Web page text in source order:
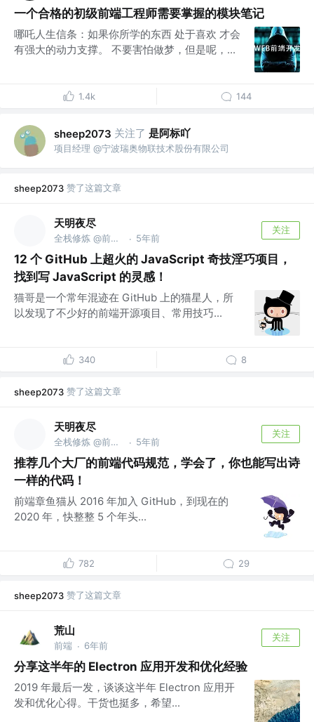
一个合格的初级前端工程师需要掌握的模块笔记
哪吒人生信条：如果你所学的东西 处于喜欢 才会
有强大的动力支撑。 不要害怕做梦，但是呢，...
1.4k 144
sheep2073 关注了 是阿标吖
项目经理 @宁波瑞奥物联技术股份有限公司
sheep2073 赞了这篇文章
天明夜尽
全栈修炼 @前端GitHub · 5年前
关注
12 个 GitHub 上超火的 JavaScript 奇技淫巧项目，
找到写 JavaScript 的灵感！
猫哥是一个常年混迹在 GitHub 上的猫星人，所
以发现了不少好的前端开源项目、常用技巧...
340 8
sheep2073 赞了这篇文章
天明夜尽
全栈修炼 @前端GitHub · 5年前
关注
推荐几个大厂的前端代码规范，学会了，你也能写出诗
一样的代码！
前端章鱼猫从 2016 年加入 GitHub，到现在的
2020 年，快整整 5 个年头...
782 29
sheep2073 赞了这篇文章
荒山
前端 · 6年前
关注
分享这半年的 Electron 应用开发和优化经验
2019 年最后一发，谈谈这半年 Electron 应用开
发和优化心得。干货也挺多，希望...